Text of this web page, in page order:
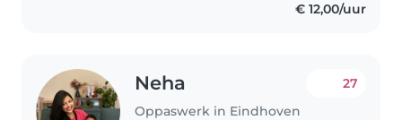
€ 12,00/uur
Neha
Oppaswerk in Eindhoven
27